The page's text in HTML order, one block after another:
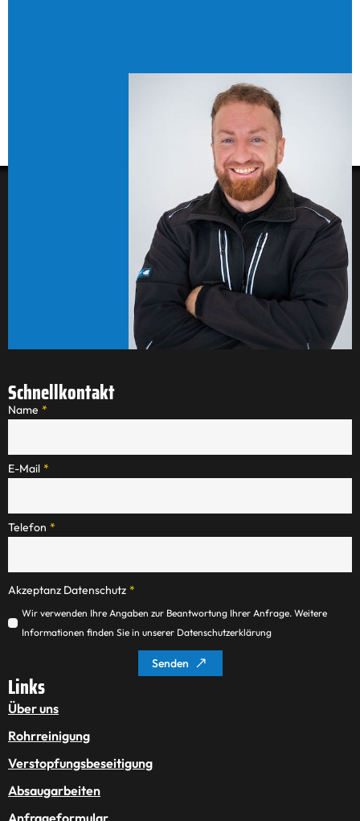
Schnellkontakt
Name *
E-Mail *
Telefon *
Akzeptanz Datenschutz *
Wir verwenden Ihre Angaben zur Beantwortung Ihrer Anfrage. Weitere
Informationen finden Sie in unserer Datenschutzerklärung
Senden
Links
Über uns
Rohrreinigung
Verstopfungsbeseitigung
Absaugarbeiten
Anfrageformular